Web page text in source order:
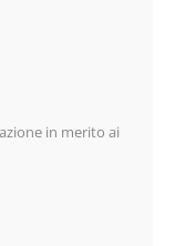
in merito ai